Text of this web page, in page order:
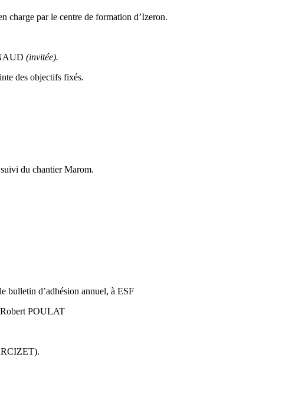
charge par le centre de formation d’Izeron.
(invitée).
des objectifs fixés.
du chantier Marom.
bulletin d’adhésion annuel, à ESF
POULAT